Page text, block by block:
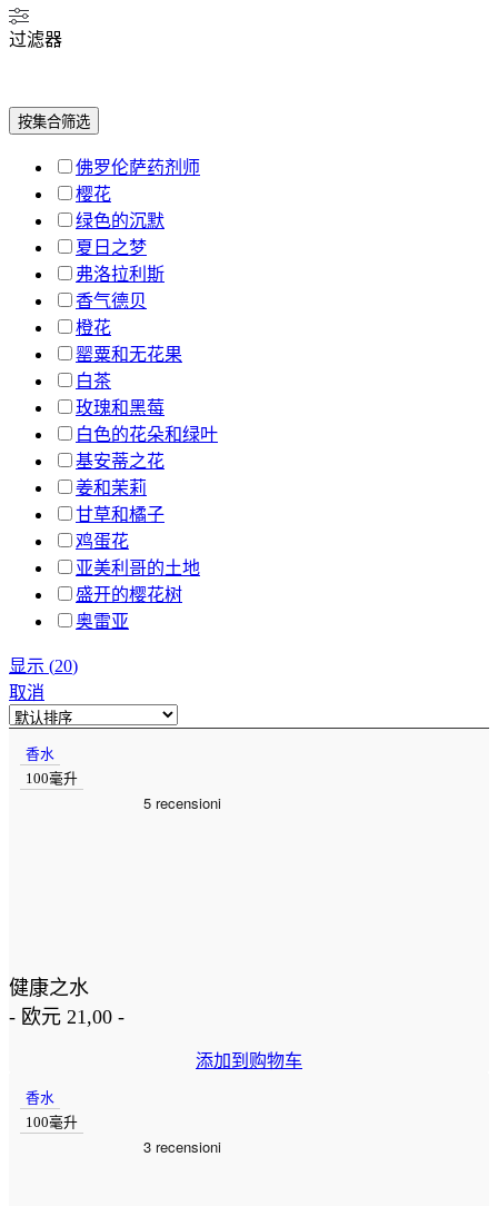
过滤器
按集合筛选
佛罗伦萨药剂师
樱花
绿色的沉默
夏日之梦
弗洛拉利斯
香气德贝
橙花
罂粟和无花果
白茶
玫瑰和黑莓
白色的花朵和绿叶
基安蒂之花
姜和茉莉
甘草和橘子
鸡蛋花
亚美利哥的土地
盛开的樱花树
奥雷亚
显示 (20)
取消
香水
100毫升
健康之水
- 欧元 21,00 -
添加到购物车
香水
100毫升